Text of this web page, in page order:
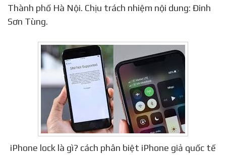
Thành phố Hà Nội. Chịu trách nhiệm nội dung: Đinh
Sơn Tùng.
iPhone lock là gì? cách phân biệt iPhone giả quốc tế